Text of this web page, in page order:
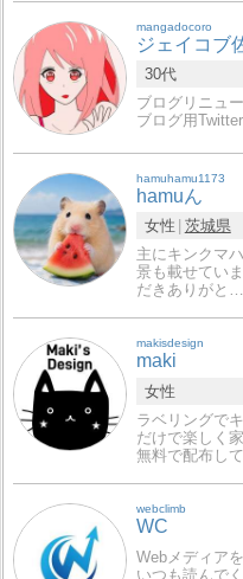
mangadocoro
ジェイコブ
30代
ブログリニュ
ブログ用
hamuhamu1173
hamuん
女性 茨城県
主にキンクマ
景も載せてい
だきありがと…
makisdesign
maki
女性
ラベリングで
だけで楽しく
無料で配布し
webclimb
WC
Webメディア
いつも読んで